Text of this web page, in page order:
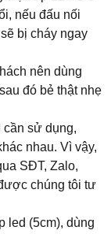
nếu đấu nối
bị cháy ngay
nên dùng
đó bẻ thật nhẹ
sử dụng,
nhau. Vì vậy,
SĐT, Zalo,
chúng tôi tư
led (5cm), dùng